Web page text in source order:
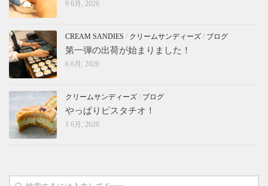
9 6月, 2026
CREAM SANDIES / クリームサンディーズ / ブログ
第一弾の出荷が始まりました！
6 6月, 2026
クリームサンディーズ / ブログ
やっぱりピスタチオ！
1 6月, 2026